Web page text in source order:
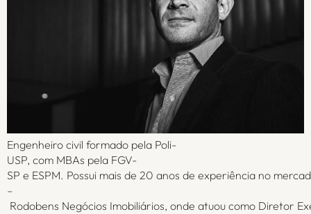
Engenheiro civil formado pela Poli-
USP, com MBAs pela FGV-
SP e ESPM. Possui mais de 20 anos de experiência no
–
Rodobens Negócios Imobiliários, onde atuou como Diretor